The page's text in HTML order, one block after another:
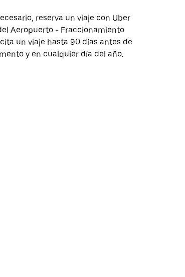
reserva un viaje con Uber
Aeropuerto - Fraccionamiento
un viaje hasta 90 días antes de
y en cualquier día del año.